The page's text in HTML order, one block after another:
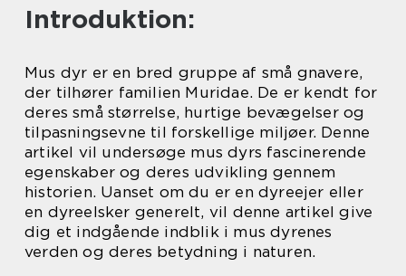
Introduktion:
Mus dyr er en bred gruppe af små gnavere,
der tilhører familien Muridae. De er kendt for
deres små størrelse, hurtige bevægelser og
tilpasningsevne til forskellige miljøer. Denne
artikel vil undersøge mus dyrs fascinerende
egenskaber og deres udvikling gennem
historien. Uanset om du er en dyreejer eller
en dyreelsker generelt, vil denne artikel give
dig et indgående indblik i mus dyrenes
verden og deres betydning i naturen.